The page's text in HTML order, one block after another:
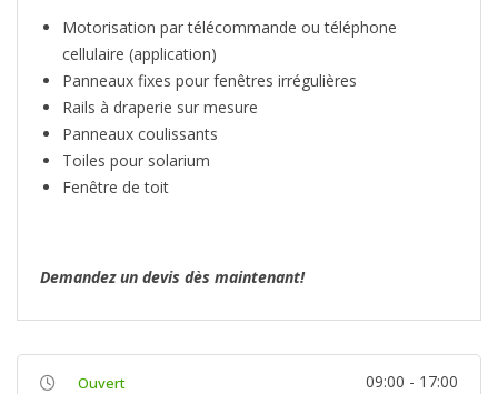
Motorisation par télécommande ou téléphone
cellulaire (application)
Panneaux fixes pour fenêtres irrégulières
Rails à draperie sur mesure
Panneaux coulissants
Toiles pour solarium
Fenêtre de toit
Demandez un devis dès maintenant!
Ouvert 09:00 - 17:00